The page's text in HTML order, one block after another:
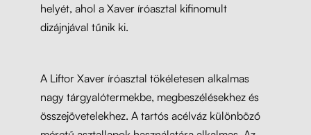
helyét, ahol a Xaver íróasztal kifinomult
dizájnjával tűnik ki.
A Liftor Xaver íróasztal tökéletesen alkalmas
nagy tárgyalótermekbe, megbeszélésekhez és
összejövetelekhez. A tartós acélváz különböző